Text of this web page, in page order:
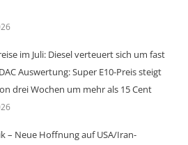
im Juli: Diesel verteuert sich um fast
Auswertung: Super E10-Preis steigt
drei Wochen um mehr als 15 Cent
– Neue Hoffnung auf USA/Iran-